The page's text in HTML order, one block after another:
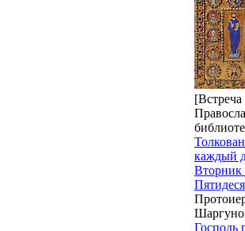
каждый
Вторник
Господь